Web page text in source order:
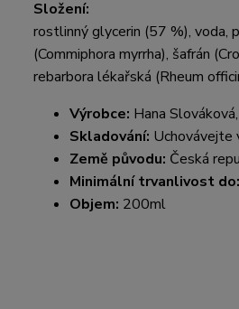
Složení:
rostlinný glycerin (57 %), voda,
(Commiphora myrrha), šafrán
rebarbora lékařská (Rheum
Výrobce: Hana
Skladování: Uchovávejte
Země původu: Česká
Minimální trvanlivost do:
Objem: 200ml